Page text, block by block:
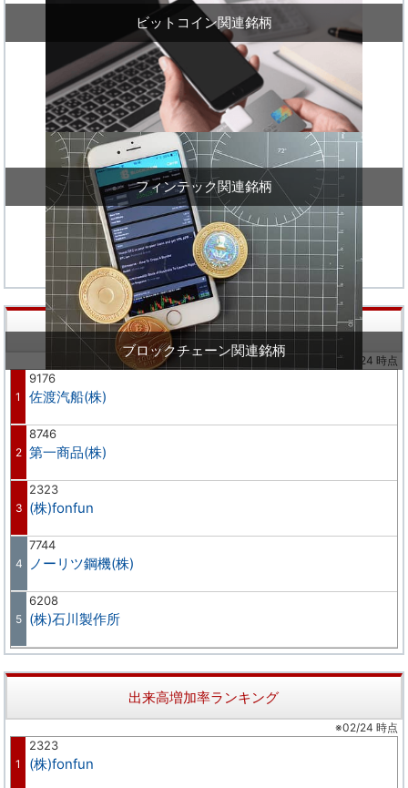
ビットコイン関連銘柄
フィンテック関連銘柄
ブロックチェーン関連銘柄
株価値上り率ランキング
※02/24 時点
1
9176
佐渡汽船(株)
2
8746
第一商品(株)
3
2323
(株)fonfun
4
7744
ノーリツ鋼機(株)
5
6208
(株)石川製作所
出来高増加率ランキング
※02/24 時点
1
2323
(株)fonfun